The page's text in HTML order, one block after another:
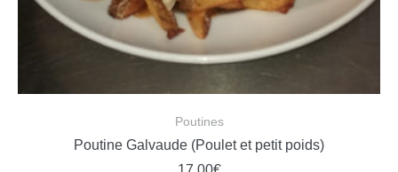
Poutines
Poutine Galvaude (Poulet et petit poids)